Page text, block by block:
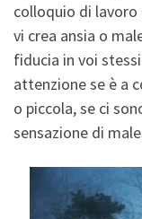
colloquio di lavoro
vi crea ansia o
fiducia in voi
attenzione se è a
o piccola, se ci
sensazione di